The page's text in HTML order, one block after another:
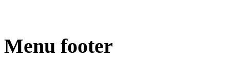
Menu footer